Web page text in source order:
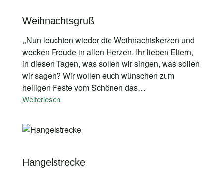
Weihnachtsgruß
,,Nun leuchten wieder die Weihnachtskerzen und
wecken Freude in allen Herzen. Ihr lieben Eltern,
in diesen Tagen, was sollen wir singen, was sollen
wir sagen? Wir wollen euch wünschen zum
heiligen Feste vom Schönen das…
Weiterlesen
Hangelstrecke